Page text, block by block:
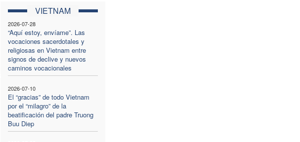
VIETNAM
2026-07-28
“Aquí estoy, envíame”. Las
vocaciones sacerdotales y
religiosas en Vietnam entre
signos de declive y nuevos
caminos vocacionales
2026-07-10
El “gracias” de todo Vietnam
por el “milagro” de la
beatificación del padre Truong
Buu Diep